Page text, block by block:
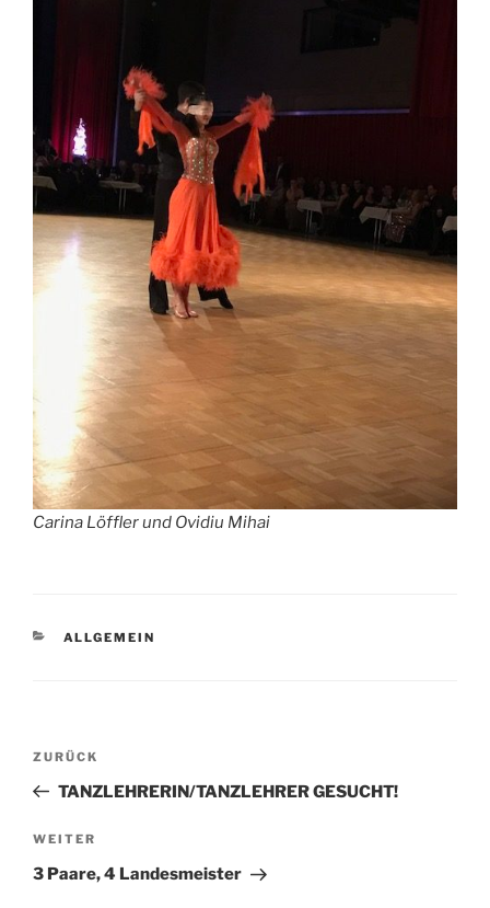
Carina Löffler und Ovidiu Mihai
KATEGORIEN
ALLGEMEIN
Beitragsnavigation
Vorheriger
Beitrag
ZURÜCK
TANZLEHRERIN/TANZLEHRER GESUCHT!
Nächster
Beitrag
WEITER
3 Paare, 4 Landesmeister